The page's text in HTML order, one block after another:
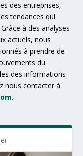
des entreprises,
tendances qui
à des analyses
actuels, nous
à prendre de
du
des informations
nous contacter à
.